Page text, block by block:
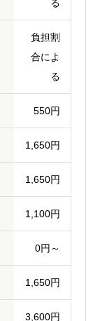
る
負担割
合によ
る
550円
1,650円
1,650円
1,100円
0円～
1,650円
3,600円